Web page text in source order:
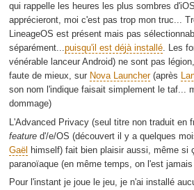
qui rappelle les heures les plus sombres
apprécieront, moi c'est pas trop mon truc...
LineageOS est présent mais pas
séparément...puisqu'il est déjà installé. Les
vénérable lanceur Android) ne sont pas
faute de mieux, sur Nova Launcher(après
son nom l'indique faisait simplement le taf...
dommage)
L'Advanced Privacy (seul titre non traduit en
featured'/e/OS (découvert il y a quelques
Gaël himself) fait bien plaisir aussi, même si
paranoïaque (en même temps, on l'est
Pour l'instant je joue le jeu, je n'ai installé